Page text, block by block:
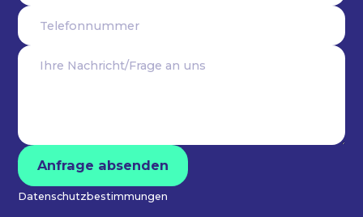
Datenschutzbestimmungen